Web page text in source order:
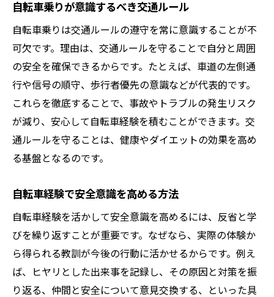
自転車乗りが意識するべき交通ルール
自転車乗りは交通ルールの遵守を常に意識することが不
可欠です。理由は、交通ルールを守ることで自分と周囲
の安全を確保できるからです。たとえば、車道の左側通
行や信号の順守、歩行者優先の意識などが代表的です。
これらを徹底することで、事故やトラブルの発生リスク
が減り、安心して自転車経験を積むことができます。交
通ルールを守ることは、健康やダイエットの効果を高め
る基盤となるのです。
自転車経験で安全意識を高める方法
自転車経験を活かして安全意識を高めるには、反省と学
びを繰り返すことが重要です。なぜなら、実際の体験か
ら得られる教訓が今後の行動に活かせるからです。例え
ば、ヒヤリとした出来事を記録し、その原因と対策を振
り返る、仲間と安全について意見交換する、といった具